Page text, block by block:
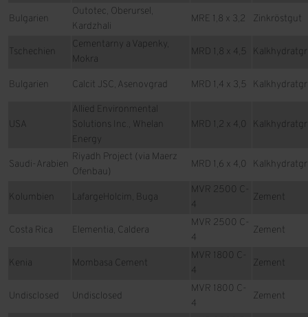
Bulgarien
Outotec, Oberursel,
Kardzhali
MRE 1,8 x 3,2 Zinkröstgut
Tschechien
Cementarny a Vapenky,
Mokra
MRD 1,8 x 4,5
Bulgarien Calcit JSC, Asenovgrad MRD 1,4 x 3,5
USA
Allied Environmental
Solutions Inc., Whelan
Energy
MRD 1,2 x 4,0
Saudi-Arabien
Riyadh Project (via Maerz
Ofenbau)
MRD 1,6 x 4,0
Kolumbien LafargeHolcim, Buga
MVR 2500 C-
4
Zement
Costa Rica Elementia, Caldera
MVR 2500 C-
4
Zement
Kenia Mombasa Cement
MVR 1800 C-
4
Zement
Undisclosed Undisclosed
MVR 1800 C-
4
Zement